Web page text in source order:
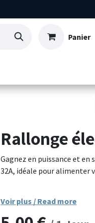
Panier
Rallonge
Gagnez en puissance et
32A, idéale pour alimenter
connecteurs CEE 5 pôles
courant triphasé 400V. Le
Voir plus / Read more